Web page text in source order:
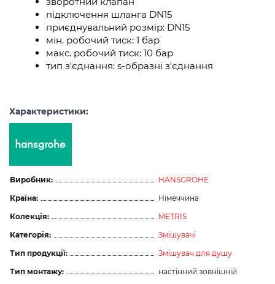
підключення шланга DN15
приєднувальний розмір: DN15
мін. робочий тиск: 1 бар
макс. робочий тиск: 10 бар
тип з'єднання: s-образні з'єднання
Характеристики:
Виробник:
HANSGROHE
Країна:
Німеччина
Колекція:
METRIS
Категорія:
Змішувачі
Тип продукції:
Змішувач для душу
Тип монтажу:
настінний зовнішній